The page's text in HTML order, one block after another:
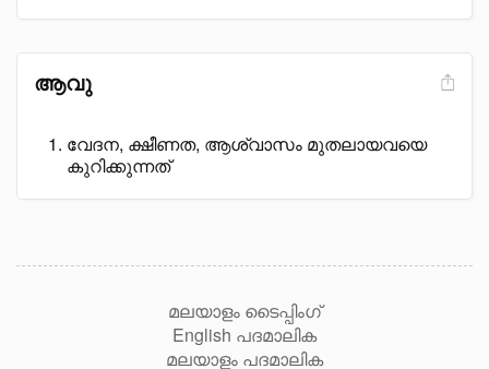
ആവു
വേദന, ക്ഷീണത, ആശ്വാസം മുതലായവയെ
കുറിക്കുന്നത്
മലയാളം ടൈപ്പിംഗ്
English പദമാലിക
മലയാളം പദമാലിക